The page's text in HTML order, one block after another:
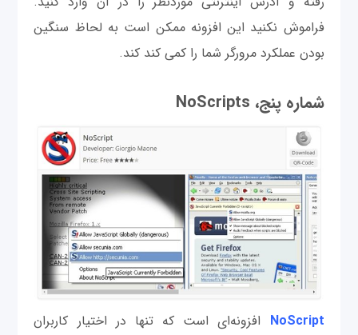
فراموش نکنید این افزونه ممکن است به لحاظ سنگین
بودن عملکرد مرورگر شما را کمی کند کند.
شماره پنج، NoScripts
NoScript افزونه‌ای است که تنها در اختیار کاربران